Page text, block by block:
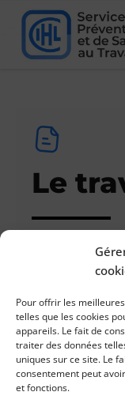
Pour offrir les
telles que les cookies
appareils. Le fait de
traiter des données
uniques sur ce site. Le
consentement peut
et fonctions.
Le